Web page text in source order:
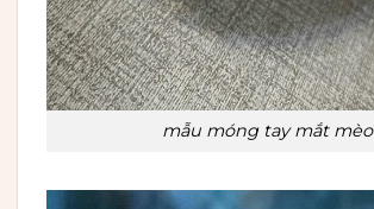
mẫu móng tay mắt mèo